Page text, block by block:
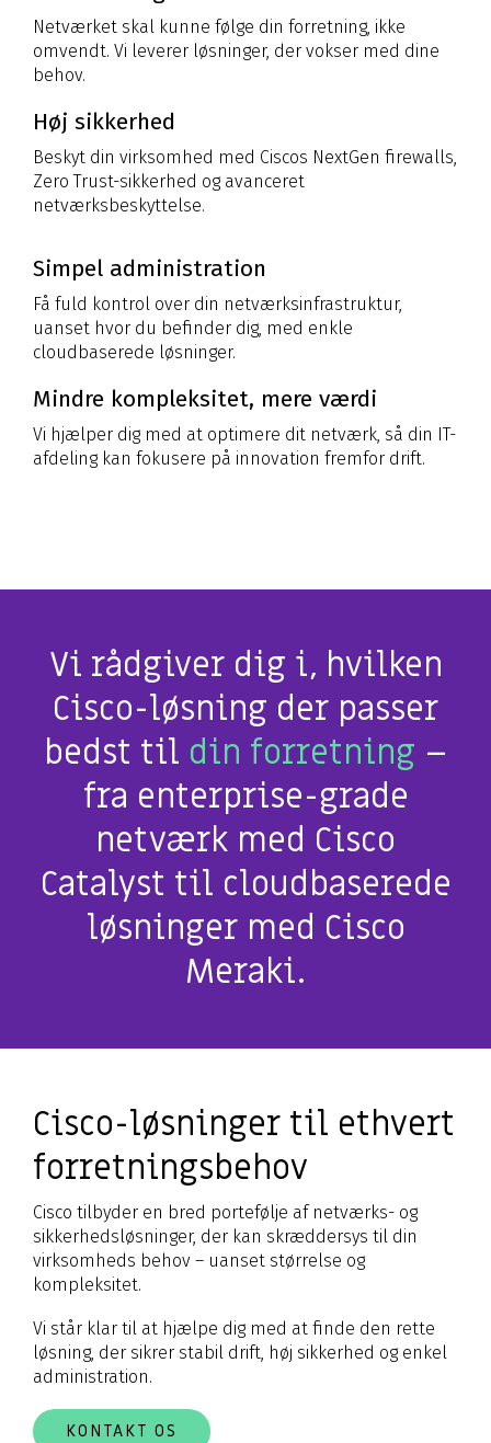
Netværket skal kunne følge din forretning, ikke
omvendt. Vi leverer løsninger, der vokser med dine
behov.
Høj sikkerhed
Beskyt din virksomhed med Ciscos NextGen firewalls,
Zero Trust-sikkerhed og avanceret
netværksbeskyttelse.
Simpel administration
Få fuld kontrol over din netværksinfrastruktur,
uanset hvor du befinder dig, med enkle
cloudbaserede løsninger.
Mindre kompleksitet, mere værdi
Vi hjælper dig med at optimere dit netværk, så din IT-
afdeling kan fokusere på innovation fremfor drift.
Vi rådgiver dig i, hvilken
Cisco-løsning der passer
bedst til din forretning –
fra enterprise-grade
netværk med Cisco
Catalyst til cloudbaserede
løsninger med Cisco
Meraki.
Cisco-løsninger til ethvert
forretningsbehov
Cisco tilbyder en bred portefølje af netværks- og
sikkerhedsløsninger, der kan skræddersys til din
virksomheds behov – uanset størrelse og
kompleksitet.
Vi står klar til at hjælpe dig med at finde den rette
løsning, der sikrer stabil drift, høj sikkerhed og enkel
administration.
KONTAKT OS